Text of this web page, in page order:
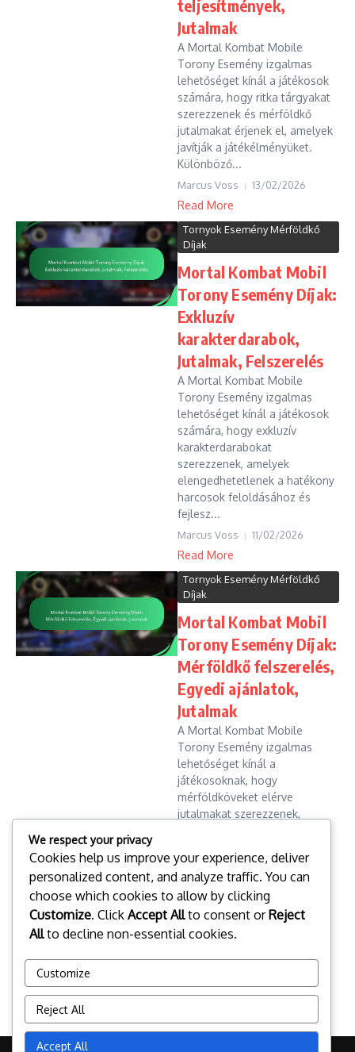
teljesítmények,
Jutalmak
A Mortal Kombat Mobile
Torony Esemény izgalmas
lehetőséget kínál a játékosok
számára, hogy ritka tárgyakat
szerezzenek és mérföldkő
jutalmakat érjenek el, amelyek
javítják a játékélményüket.
Különböző...
Marcus Voss 13/02/2026
Read More
Tornyok Esemény Mérföldkő
Díjak
Mortal Kombat Mobil
Torony Esemény Díjak:
Exkluzív
karakterdarabok,
Jutalmak, Felszerelés
A Mortal Kombat Mobile
Torony Esemény izgalmas
lehetőséget kínál a játékosok
számára, hogy exkluzív
karakterdarabokat
szerezzenek, amelyek
elengedhetetlenek a hatékony
harcosok feloldásához és
fejlesz...
Marcus Voss 11/02/2026
Read More
Tornyok Esemény Mérföldkő
Díjak
Mortal Kombat Mobil
Torony Esemény Díjak:
Mérföldkő felszerelés,
Egyedi ajánlatok,
Jutalmak
A Mortal Kombat Mobile
Torony Esemény izgalmas
lehetőséget kínál a
játékosoknak, hogy
mérföldköveket elérve
jutalmakat szerezzenek,
nemcsak a j...
Marcus Voss 11/02/2026
Read More
Read more
1 2
We respect your privacy
Cookies help us improve your experience, deliver
personalized content, and analyze traffic. You can
choose which cookies to allow by clicking
Customize. Click Accept Allto consent orReject
Allto decline non-essential cookies.
Customize
Reject All
Accept All